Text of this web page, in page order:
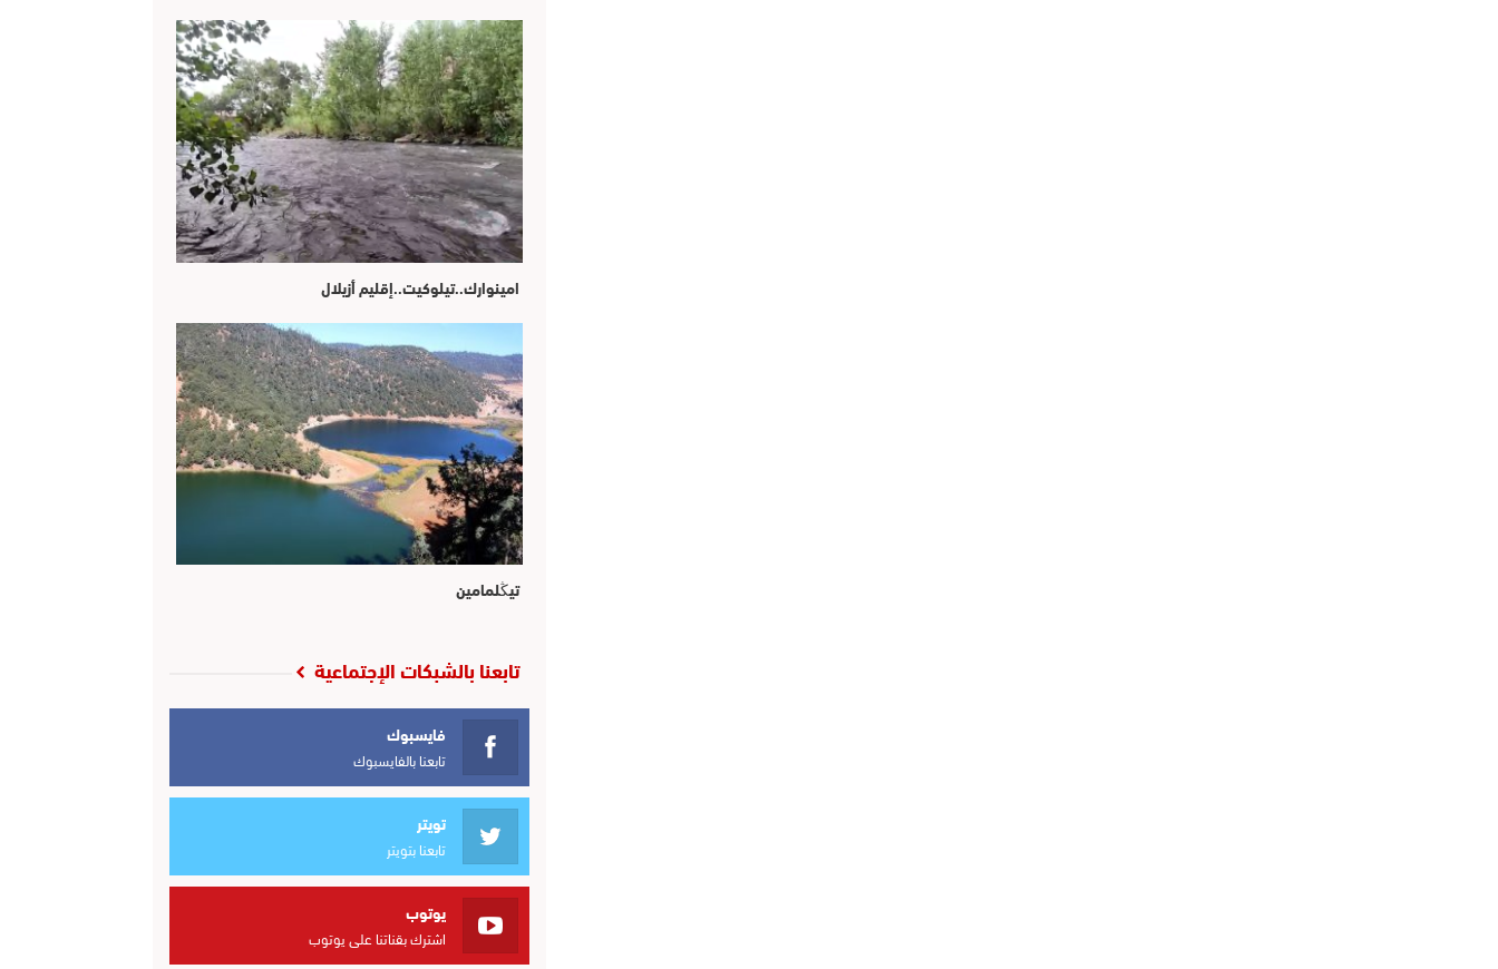
امينوارك..تيلوكيت..إقليم أزيلال
تيڭلمامين
تابعنا بالشبكات الإجتماعية
فايسبوك
تابعنا بالفايسبوك
تويتر
تابعنا بتويتر
يوتوب
اشترك بقناتنا على يوتوب